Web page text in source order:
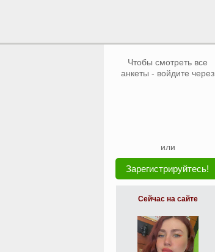
Чтобы смотреть все
анкеты - войдите через
или
Зарегистрируйтесь!
Сейчас на сайте